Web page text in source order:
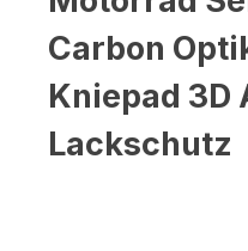
Carbon
Kniepad 3D
Lackschutz